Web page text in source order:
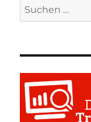
Suchen
nach: